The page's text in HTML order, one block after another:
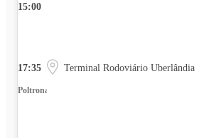
15:00
17:35 Terminal Rodoviário Uberlândia
Poltrona